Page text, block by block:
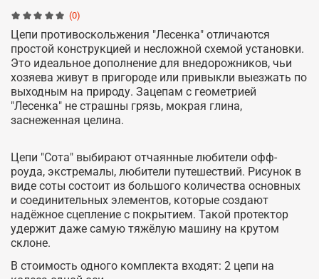
(0)
Цепи противоскольжения "Лесенка" отличаются
простой конструкцией и несложной схемой установки.
Это идеальное дополнение для внедорожников, чьи
хозяева живут в пригороде или привыкли выезжать по
выходным на природу. Зацепам с геометрией
"Лесенка" не страшны грязь, мокрая глина,
заснеженная целина.
Цепи "Сота" выбирают отчаянные любители офф-
роуда, экстремалы, любители путешествий. Рисунок в
виде соты состоит из большого количества основных
и соединительных элементов, которые создают
надёжное сцепление с покрытием. Такой протектор
удержит даже самую тяжёлую машину на крутом
склоне.
В стоимость одного комплекта входят: 2 цепи на